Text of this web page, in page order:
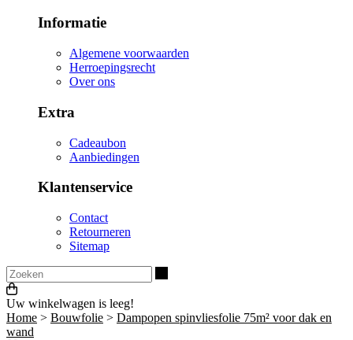
Informatie
Algemene voorwaarden
Herroepingsrecht
Over ons
Extra
Cadeaubon
Aanbiedingen
Klantenservice
Contact
Retourneren
Sitemap
Uw winkelwagen is leeg!
Home > Bouwfolie > Dampopen spinvliesfolie 75m² voor dak en
wand